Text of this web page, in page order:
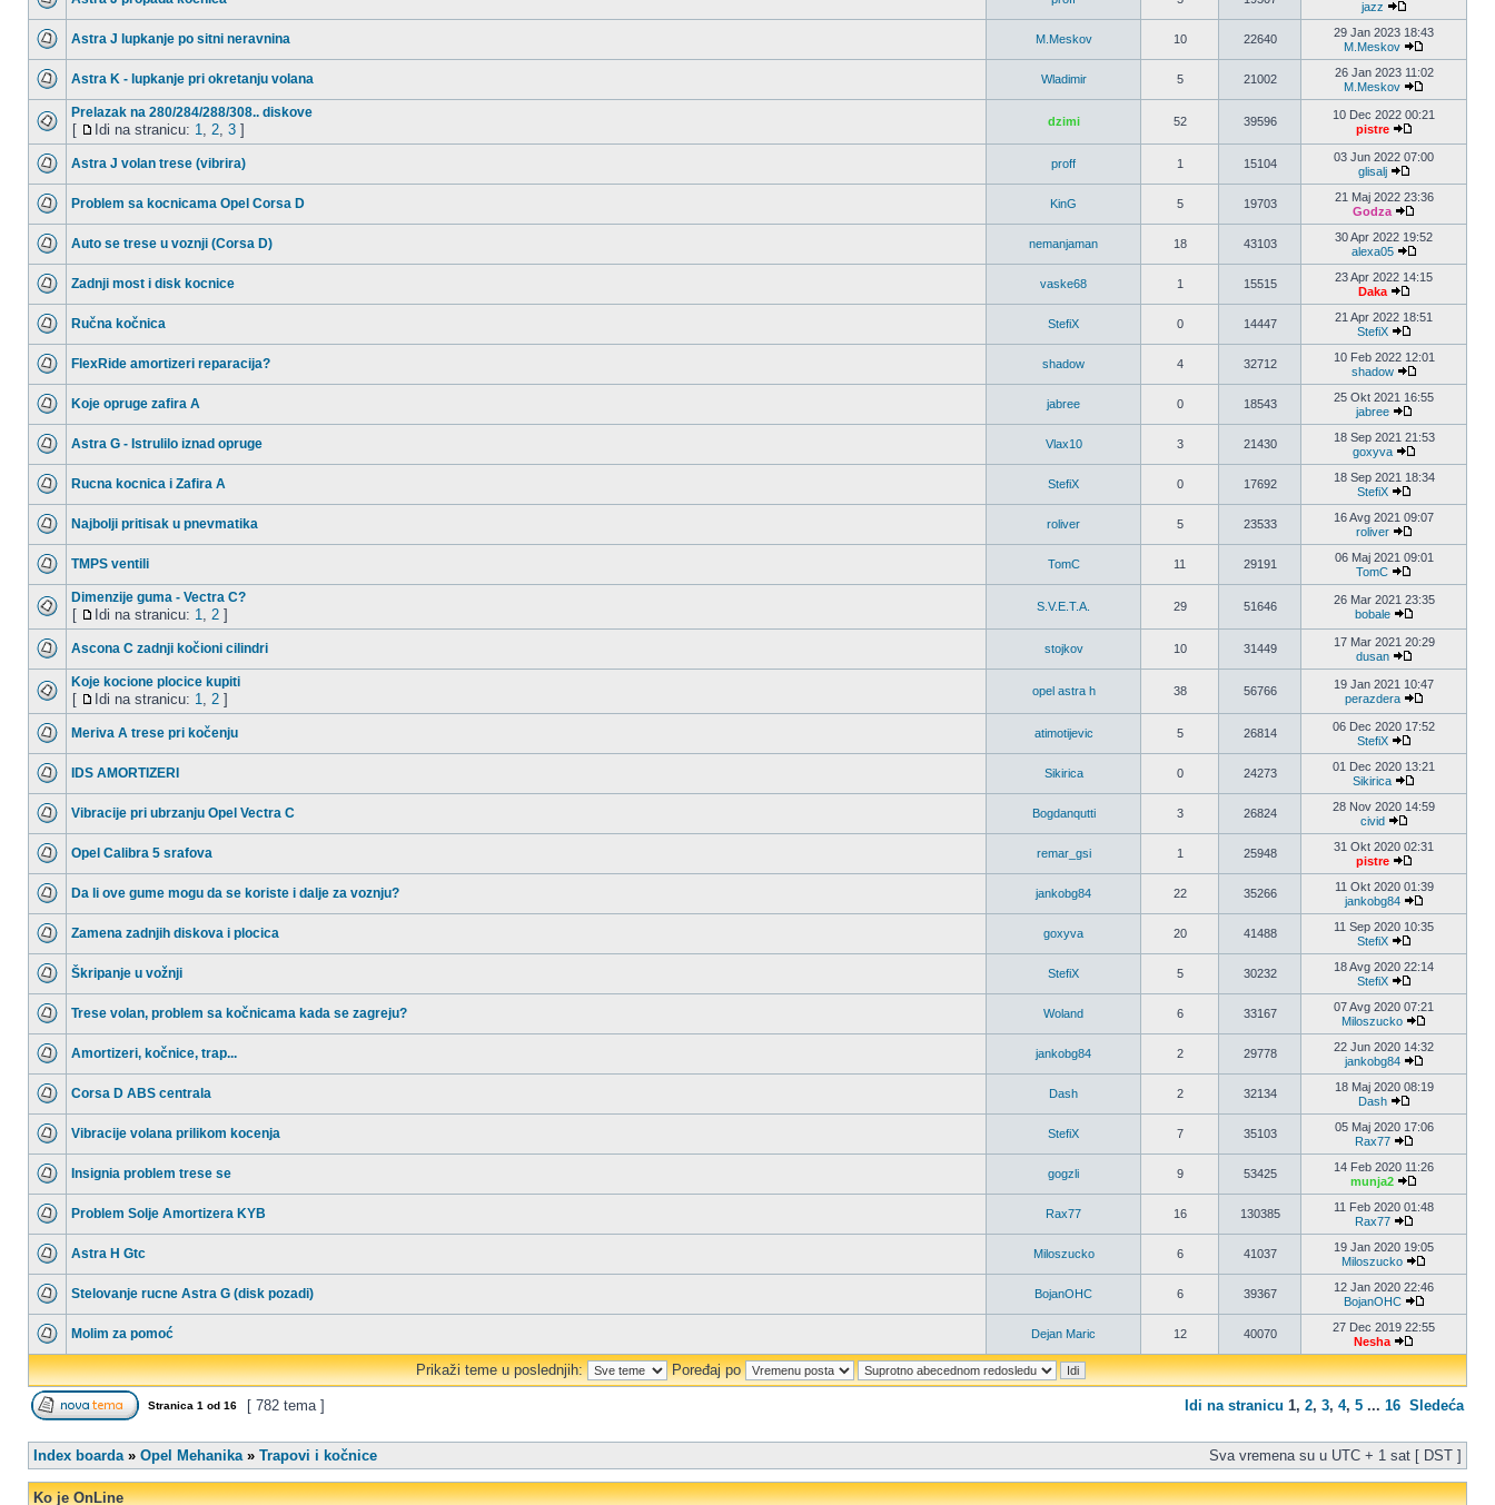
jazz
Astra J lupkanje po sitni neravnina M.Meskov 10 22640
29 Jan 2023 18:43
M.Meskov
Astra K - lupkanje pri okretanju volana Wladimir 5 21002
26 Jan 2023 11:02
M.Meskov
Prelazak na 280/284/288/308.. diskove
[ Idi na stranicu: 1, 2, 3 ] dzimi 52 39596
10 Dec 2022 00:21
pistre
Astra J volan trese (vibrira) proff 1 15104
03 Jun 2022 07:00
glisalj
Problem sa kocnicama Opel Corsa D KinG 5 19703
21 Maj 2022 23:36
Godza
Auto se trese u voznji (Corsa D) nemanjaman 18 43103
30 Apr 2022 19:52
alexa05
Zadnji most i disk kocnice vaske68 1 15515
23 Apr 2022 14:15
Daka
Ručna kočnica StefiX 0 14447
21 Apr 2022 18:51
StefiX
FlexRide amortizeri reparacija? shadow 4 32712
10 Feb 2022 12:01
shadow
Koje opruge zafira A jabree 0 18543
25 Okt 2021 16:55
jabree
Astra G - Istrulilo iznad opruge Vlax10 3 21430
18 Sep 2021 21:53
goxyva
Rucna kocnica i Zafira A StefiX 0 17692
18 Sep 2021 18:34
StefiX
Najbolji pritisak u pnevmatika roliver 5 23533
16 Avg 2021 09:07
roliver
TMPS ventili TomC 11 29191
06 Maj 2021 09:01
TomC
Dimenzije guma - Vectra C?
[ Idi na stranicu: 1, 2 ] S.V.E.T.A. 29 51646
26 Mar 2021 23:35
bobale
Ascona C zadnji kočioni cilindri stojkov 10 31449
17 Mar 2021 20:29
dusan
Koje kocione plocice kupiti
[ Idi na stranicu: 1, 2 ] opel astra h 38 56766
19 Jan 2021 10:47
perazdera
Meriva A trese pri kočenju atimotijevic 5 26814
06 Dec 2020 17:52
StefiX
IDS AMORTIZERI Sikirica 0 24273
01 Dec 2020 13:21
Sikirica
Vibracije pri ubrzanju Opel Vectra C Bogdanqutti 3 26824
28 Nov 2020 14:59
civid
Opel Calibra 5 srafova remar_gsi 1 25948
31 Okt 2020 02:31
pistre
Da li ove gume mogu da se koriste i dalje za voznju? jankobg84 22 35266
11 Okt 2020 01:39
jankobg84
Zamena zadnjih diskova i plocica goxyva 20 41488
11 Sep 2020 10:35
StefiX
Škripanje u vožnji StefiX 5 30232
18 Avg 2020 22:14
StefiX
Trese volan, problem sa kočnicama kada se zagreju? Woland 6 33167
07 Avg 2020 07:21
Miloszucko
Amortizeri, kočnice, trap... jankobg84 2 29778
22 Jun 2020 14:32
jankobg84
Corsa D ABS centrala Dash 2 32134
18 Maj 2020 08:19
Dash
Vibracije volana prilikom kocenja StefiX 7 35103
05 Maj 2020 17:06
Rax77
Insignia problem trese se gogzli 9 53425
14 Feb 2020 11:26
munja2
Problem Solje Amortizera KYB Rax77 16 130385
11 Feb 2020 01:48
Rax77
Astra H Gtc Miloszucko 6 41037
19 Jan 2020 19:05
Miloszucko
Stelovanje rucne Astra G (disk pozadi) BojanOHC 6 39367
12 Jan 2020 22:46
BojanOHC
Molim za pomoć Dejan Maric 12 40070
27 Dec 2019 22:55
Nesha
Prikaži teme u poslednjih: Poređaj po
Stranica 1 od 16 [ 782 tema ] Idi na stranicu 1, 2, 3, 4, 5 ... 16 Sledeća
Index boarda» Opel Mehanika» Trapovi i kočnice Sva vremena su u UTC + 1 sat [ DST ]
Ko je OnLine